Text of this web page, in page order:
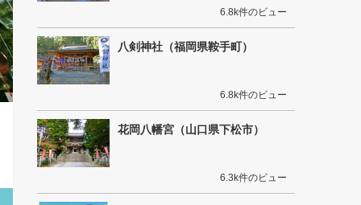
6.8k件のビュー
八剣神社（福岡県鞍手町）
6.8k件のビュー
花岡八幡宮（山口県下松市）
6.3k件のビュー